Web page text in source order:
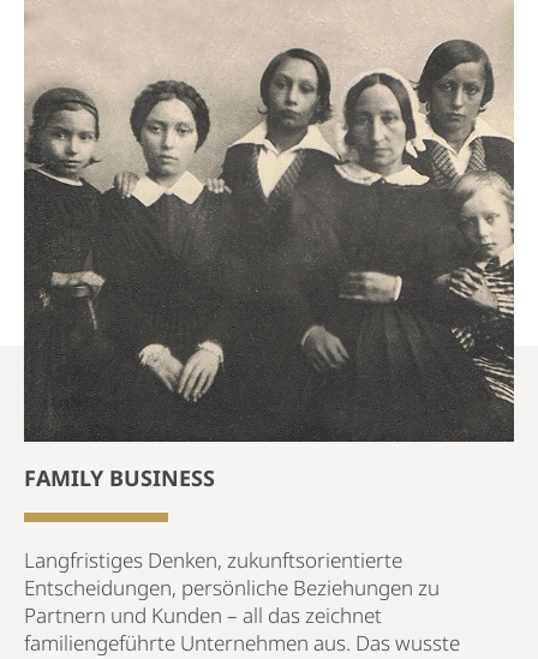
FAMILY BUSINESS
Langfristiges Denken, zukunftsorientierte
Entscheidungen, persönliche Beziehungen zu
Partnern und Kunden – all das zeichnet
familiengeführte Unternehmen aus. Das wusste